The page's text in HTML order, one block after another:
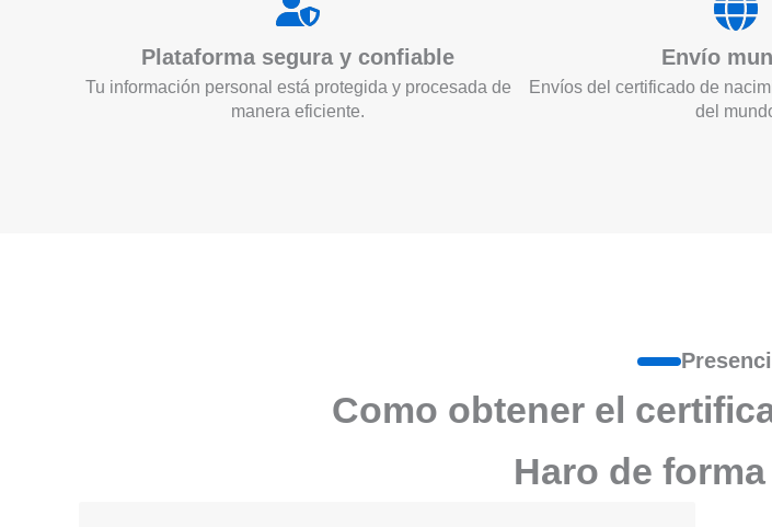
Plataforma segura y confiable
Tu información personal está protegida y procesada de
manera eficiente.
Envío
Envíos del certificado de
del
Como obtener el
Haro de